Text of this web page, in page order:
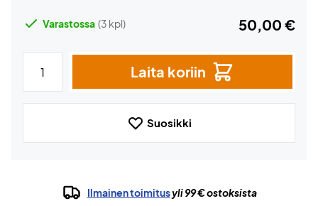
Varastossa (3 kpl) 50,00 €
Laita koriin
Suosikki
Ilmainen toimitusyli 99 € ostoksista